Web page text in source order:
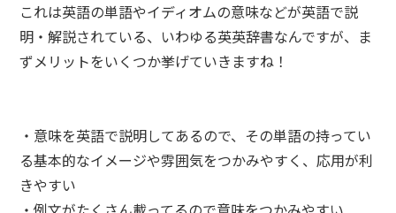
これは英語の単語やイディオムの意味などが英語で説
明・解説されている、いわゆる英英辞書なんですが、ま
ずメリットをいくつか挙げていきますね！
・意味を英語で説明してあるので、その単語の持ってい
る基本的なイメージや雰囲気をつかみやすく、応用が利
きやすい